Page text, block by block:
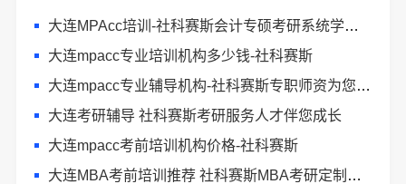
大连MPAcc培训-社科赛斯会计专硕考研系统学习 避免疏漏
大连mpacc专业培训机构多少钱-社科赛斯
大连mpacc专业辅导机构-社科赛斯专职师资为您答疑解惑
大连考研辅导 社科赛斯考研服务人才伴您成长
大连mpacc考前培训机构价格-社科赛斯
大连MBA考前培训推荐 社科赛斯MBA考研定制专业辅导规划